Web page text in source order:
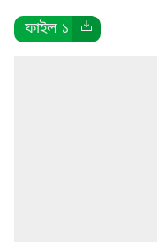
ফাইল ১